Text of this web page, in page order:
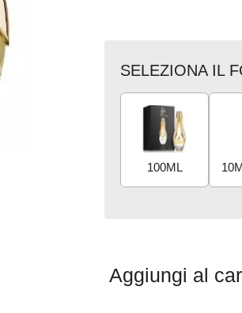
SELEZIONA IL
100ML
Aggiungi al